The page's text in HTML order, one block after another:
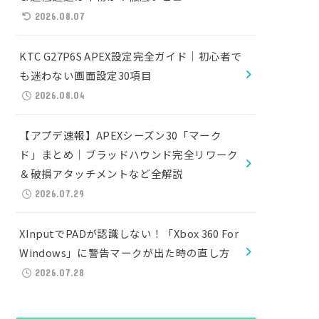
2026.08.07
KTC G27P6S APEX設定完全ガイド｜初心者で
も迷わない画面設定30項目
2026.08.04
【アプデ速報】APEXシーズン30「マーク
ド」まとめ｜ブラッドハウンド完全リワーク
＆破損アタッチメントなど全解説
2026.07.29
XInputでPADが認識しない！「Xbox 360 For
Windows」に警告マークが出た時の直し方
2026.07.28